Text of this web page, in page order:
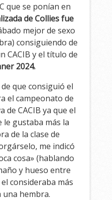
que se ponían en
de Collies fue
mejor de sexo
consiguiendo de
CACIB y el título de
2024.
que consiguió el
el campeonato de
de CACIB ya que el
le gustaba más la
de la clase de
me indicó
cosa» (hablando
y hueso entre
consideraba más
hembra.